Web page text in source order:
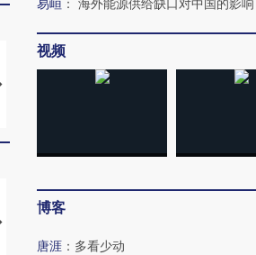
马航飞行员跨国走私7万
视线｜HYROX的吸金
【推广】走进第四届链博
会，让数智科技“链”接产
易峘 ： 海外能源供给缺口对中国的影响
视频
博客
唐涯 ： 多看少动